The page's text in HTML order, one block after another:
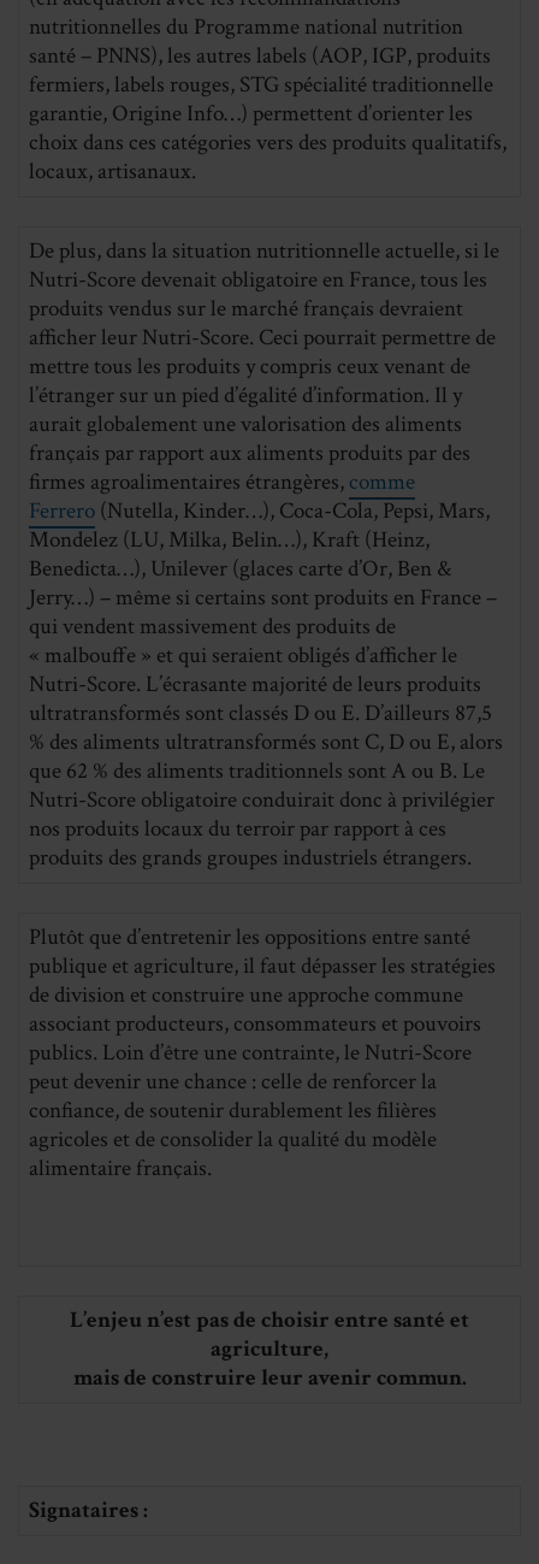
nutritionnelles du Programme national nutrition
santé – PNNS), les autres labels (AOP, IGP, produits
fermiers, labels rouges, STG spécialité traditionnelle
garantie, Origine Info…) permettent d’orienter les
choix dans ces catégories vers des produits qualitatifs,
locaux, artisanaux.
De plus, dans la situation nutritionnelle actuelle, si le
Nutri-Score devenait obligatoire en France, tous les
produits vendus sur le marché français devraient
afficher leur Nutri-Score. Ceci pourrait permettre de
mettre tous les produits y compris ceux venant de
l’étranger sur un pied d’égalité d’information. Il y
aurait globalement une valorisation des aliments
français par rapport aux aliments produits par des
firmes agroalimentaires étrangères, comme
Ferrero (Nutella, Kinder…), Coca-Cola, Pepsi, Mars,
Mondelez (LU, Milka, Belin…), Kraft (Heinz,
Benedicta…), Unilever (glaces carte d’Or, Ben &
Jerry…) – même si certains sont produits en France –
qui vendent massivement des produits de
« malbouffe » et qui seraient obligés d’afficher le
Nutri-Score. L’écrasante majorité de leurs produits
ultratransformés sont classés D ou E. D’ailleurs 87,5
% des aliments ultratransformés sont C, D ou E, alors
que 62 % des aliments traditionnels sont A ou B. Le
Nutri-Score obligatoire conduirait donc à privilégier
nos produits locaux du terroir par rapport à ces
produits des grands groupes industriels étrangers.
Plutôt que d’entretenir les oppositions entre santé
publique et agriculture, il faut dépasser les stratégies
de division et construire une approche commune
associant producteurs, consommateurs et pouvoirs
publics. Loin d’être une contrainte, le Nutri-Score
peut devenir une chance : celle de renforcer la
confiance, de soutenir durablement les filières
agricoles et de consolider la qualité du modèle
alimentaire français.
L’enjeu n’est pas de choisir entre santé et
agriculture,
mais de construire leur avenir commun.
Signataires :